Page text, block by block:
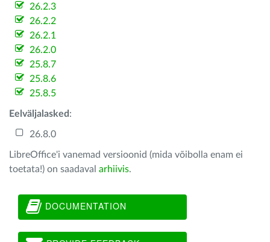
26.2.3
26.2.2
26.2.1
26.2.0
25.8.7
25.8.6
25.8.5
Eelväljalasked :
26.8.0
LibreOffice'i vanemad versioonid (mida võibolla enam ei
toetata!) on saadaval arhiivis.
DOCUMENTATION